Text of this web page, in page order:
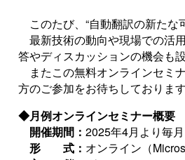
このたび、“自動翻訳の新たな
最新技術の動向や現場での活
答やディスカッションの機会も
またこの無料オンラインセミ
方のご参加をお待ちしております
◆月例オンラインセミナー概要
開催期間： 2025年4月より毎
形 式： オンライン（